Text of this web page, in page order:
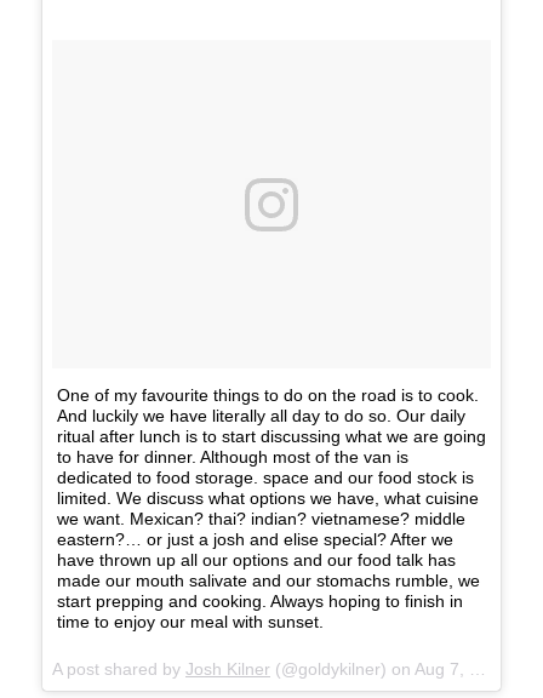
One of my favourite things to do on the road is to cook.
And luckily we have literally all day to do so. Our daily
ritual after lunch is to start discussing what we are going
to have for dinner. Although most of the van is
dedicated to food storage. space and our food stock is
limited. We discuss what options we have, what cuisine
we want. Mexican? thai? indian? vietnamese? middle
eastern?… or just a josh and elise special? After we
have thrown up all our options and our food talk has
made our mouth salivate and our stomachs rumble, we
start prepping and cooking. Always hoping to finish in
time to enjoy our meal with sunset.
A post shared by Josh Kilner (@goldykilner) on Aug 7, 2017 at 6:44pm PDT